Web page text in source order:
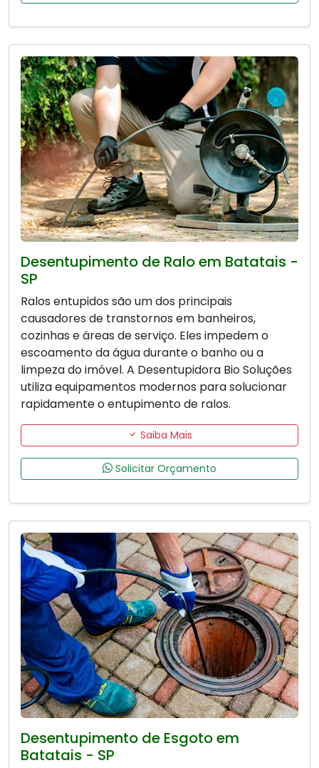
Desentupimento de Ralo em Batatais -
SP
Ralos entupidos são um dos principais
causadores de transtornos em banheiros,
cozinhas e áreas de serviço. Eles impedem o
escoamento da água durante o banho ou a
limpeza do imóvel. A Desentupidora Bio Soluções
utiliza equipamentos modernos para solucionar
rapidamente o entupimento de ralos.
Saiba Mais
Solicitar Orçamento
Desentupimento de Esgoto em
Batatais - SP